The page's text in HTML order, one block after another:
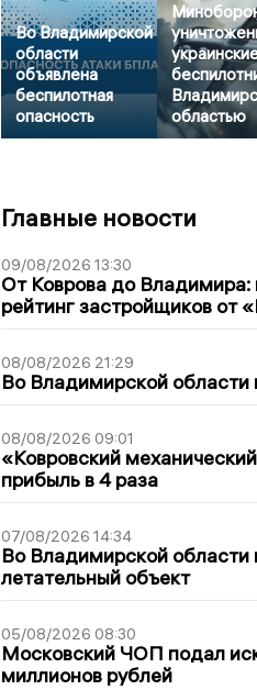
Во Владимирской
области
объявлена
беспилотная
опасность
областью
Главные новости
09/08/2026 13:30
От Коврова до
рейтинг застройщиков от
08/08/2026 21:29
Во Владимирской
08/08/2026 09:01
«Ковровский
прибыль в 4 раза
07/08/2026 14:34
Во Владимирской области
летательный объект
05/08/2026 08:30
Московский ЧОП подал
миллионов рублей